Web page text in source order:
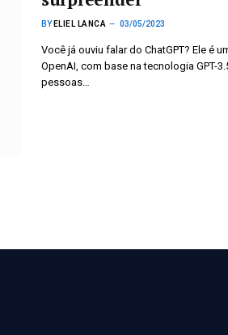
BY ELIEL LANCA 03/05/2023
Você já ouviu falar do ChatGPT? Ele é
OpenAI, com base na tecnologia GPT-
pessoas…